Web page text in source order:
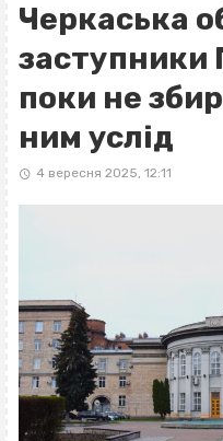
Черкаська
заступники
поки не
ним услід
4 вересня 2025, 12:11